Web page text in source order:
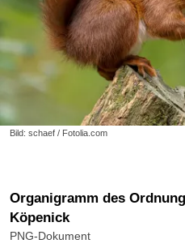
Bild: schaef / Fotolia.com
Organigramm des
Köpenick
PNG-Dokument